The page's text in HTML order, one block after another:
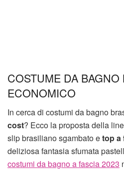
COSTUME DA
ECONOMICO
In cerca di costumi da bagno
cost? Ecco la proposta della
slip brasiliano sgambato etop a
deliziosa fantasia sfumata
costumi da bagno a fascia 2023